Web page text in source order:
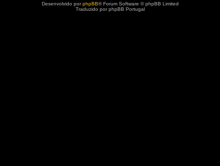
Desenvolvido porphpBB® Forum Software © phpBB Limited
Traduzido por phpBB Portugal